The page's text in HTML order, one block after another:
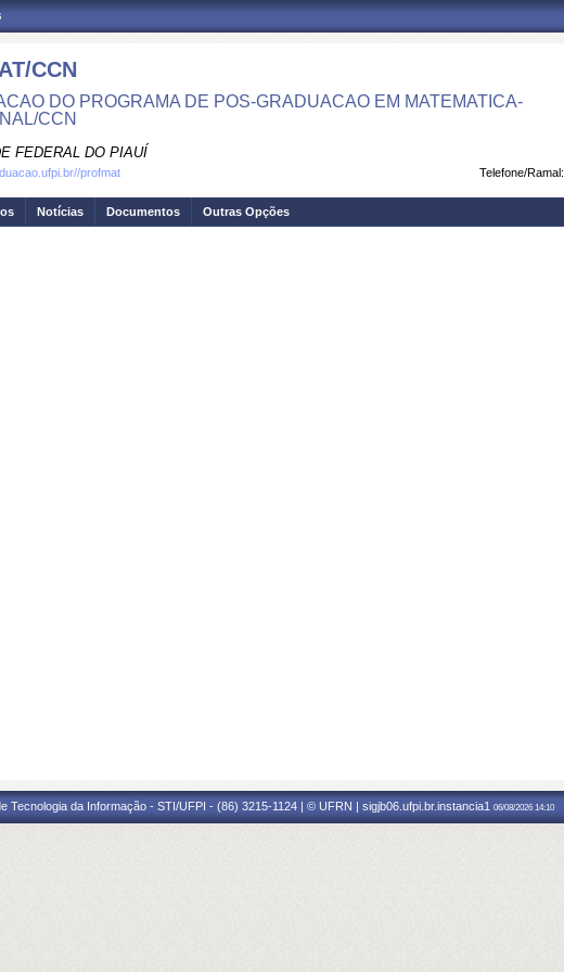
CCN
DO PROGRAMA DE POS-GRADUACAO EM MATEMATICA-
CCN
FEDERAL DO PIAUÍ
Telefone/Ramal:
profmat
Notícias Documentos Outras Opções
Tecnologia da Informação - STI/UFPI - (86) 3215-1124 | © UFRN | sigjb06.ufpi.br.instancia1 06/08/2026 14:10